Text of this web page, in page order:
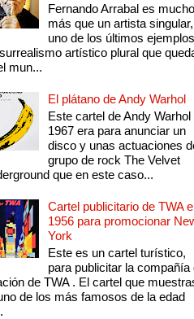
Fernando Arrabal es mucho
más que un artista
uno de los últimos ejemplos
artístico plural que
mun...
El plátano de Andy Warhol
Este cartel de Andy Warhol
1967 era para anunciar un
disco y unas actuaciones
grupo de rock The Velvet
que en este caso...
Cartel publicitario de TWA
1956 para promocionar
York
Este es un cartel turístico,
para publicitar la compañía
de TWA . El cartel que
de los más famosos de la edad